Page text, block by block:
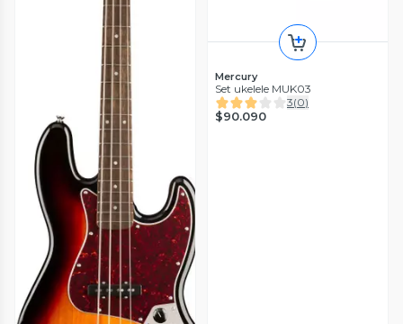
Mercury
Set ukelele MUK03
3(0)
$90.090